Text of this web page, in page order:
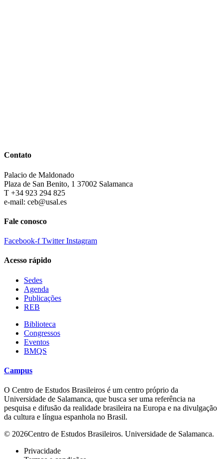
Contato
Palacio de Maldonado
Plaza de San Benito, 1 37002 Salamanca
T +34 923 294 825
e-mail: ceb@usal.es
Fale conosco
Facebook-f Twitter Instagram
Acesso rápido
Sedes
Agenda
Publicações
REB
Biblioteca
Congressos
Eventos
BMQS
Campus
O Centro de Estudos Brasileiros é um centro próprio da
Universidade de Salamanca, que busca ser uma referência na
pesquisa e difusão da realidade brasileira na Europa e na divulgação
da cultura e língua espanhola no Brasil.
© 2026Centro de Estudos Brasileiros. Universidade de Salamanca.
Privacidade